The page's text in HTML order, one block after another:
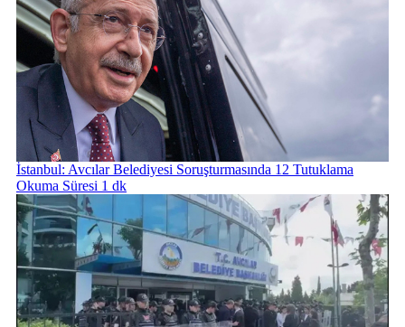
İstanbul: Avcılar Belediyesi Soruşturmasında 12 Tutuklama
Okuma Süresi 1 dk